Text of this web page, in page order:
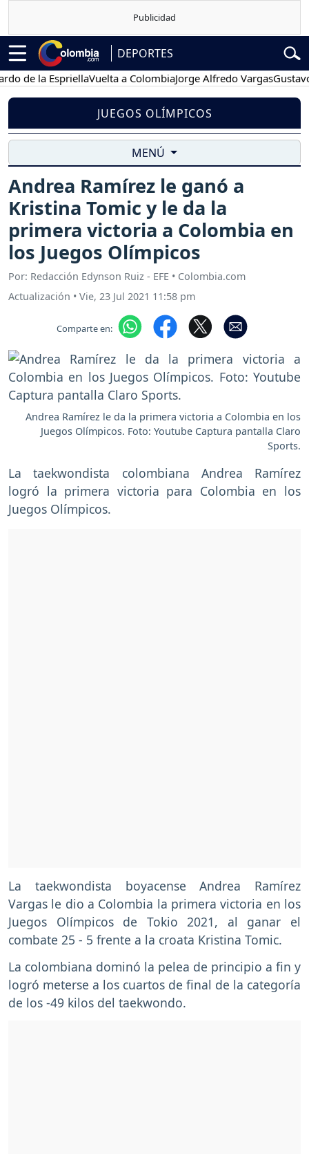
DEPORTES
la EspriellaVuelta a ColombiaJorge Alfredo VargasGustavo
JUEGOS OLÍMPICOS
MENÚ
Andrea Ramírez le ganó a
Kristina Tomic y le da la
primera victoria a Colombia en
los Juegos Olímpicos
Por: Redacción Edynson Ruiz - EFE • Colombia.com
Actualización • Vie, 23 Jul 2021 11:58 pm
Comparte en:
Andrea Ramírez le da la primera victoria a Colombia en los
Juegos Olímpicos. Foto: Youtube Captura pantalla Claro
Sports.
La taekwondista colombiana Andrea Ramírez
logró la primera victoria para Colombia en los
Juegos Olímpicos.
La taekwondista boyacense Andrea Ramírez
Vargas le dio a Colombia la primera victoria en los
Juegos Olímpicos de Tokio 2021, al ganar el
combate 25 - 5 frente a la croata Kristina Tomic.
La colombiana dominó la pelea de principio a fin y
logró meterse a los cuartos de final de la categoría
de los -49 kilos del taekwondo.